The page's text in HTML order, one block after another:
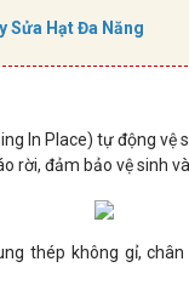
Sửa Hạt Đa Năng
In Place) tự động vệ
rời, đảm bảo vệ sinh
thép không gỉ,